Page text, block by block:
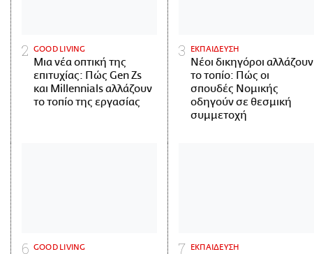
GOOD LIVING
Μια νέα οπτική της
επιτυχίας: Πώς Gen Zs
και Millennials αλλάζουν
το τοπίο της εργασίας
ΕΚΠΑΙΔΕΥΣΗ
Νέοι δικηγόροι αλλάζουν
το τοπίο: Πώς οι
σπουδές Νομικής
οδηγούν σε θεσμική
συμμετοχή
GOOD LIVING ΕΚΠΑΙΔΕΥΣΗ